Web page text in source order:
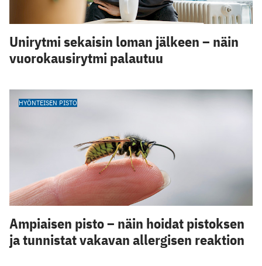
Unirytmi sekaisin loman jälkeen – näin
vuorokausirytmi palautuu
HYÖNTEISEN PISTO
Ampiaisen pisto – näin hoidat pistoksen
ja tunnistat vakavan allergisen reaktion